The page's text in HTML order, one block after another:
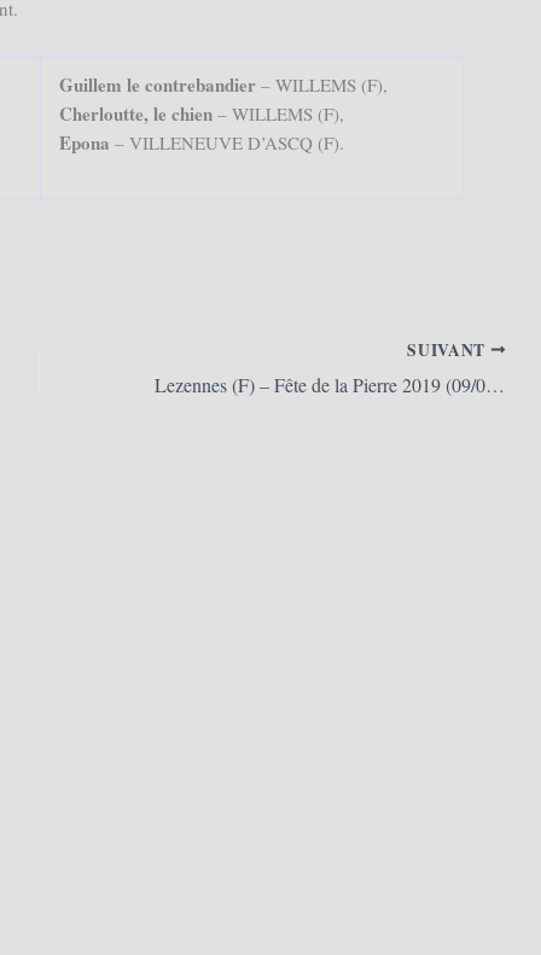
Guillem le contrebandier– WILLEMS (F),
Cherloutte, le chien– WILLEMS (F),
Epona – VILLENEUVE D’ASCQ (F).
SUIVANT
Lezennes (F) – Fête de la Pierre 2019 (09/06/2019)